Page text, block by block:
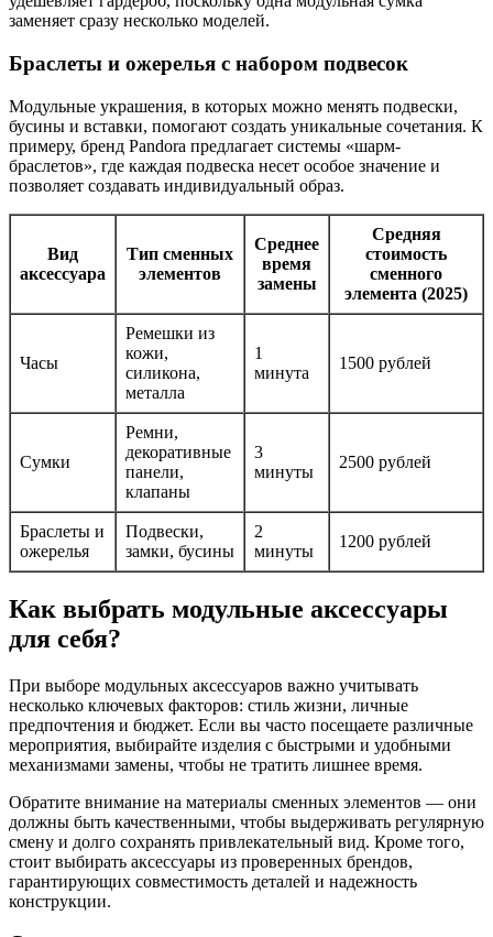
заменяет сразу несколько моделей.
Браслеты и ожерелья с набором подвесок
Модульные украшения, в которых можно менять подвески,
бусины и вставки, помогают создать уникальные сочетания. К
примеру, бренд Pandora предлагает системы «шарм-
браслетов», где каждая подвеска несет особое значение и
позволяет создавать индивидуальный образ.
Вид
аксессуара
Тип сменных
элементов
Среднее
время
замены
Средняя
стоимость
сменного
элемента (2025)
Часы
Ремешки из
кожи,
силикона,
металла
1
минута
1500 рублей
Сумки
Ремни,
декоративные
панели,
клапаны
3
минуты
2500 рублей
Браслеты и
ожерелья
Подвески,
замки, бусины
2
минуты
1200 рублей
Как выбрать модульные аксессуары
для себя?
При выборе модульных аксессуаров важно учитывать
несколько ключевых факторов: стиль жизни, личные
предпочтения и бюджет. Если вы часто посещаете различные
мероприятия, выбирайте изделия с быстрыми и удобными
механизмами замены, чтобы не тратить лишнее время.
Обратите внимание на материалы сменных элементов — они
должны быть качественными, чтобы выдерживать регулярную
смену и долго сохранять привлекательный вид. Кроме того,
стоит выбирать аксессуары из проверенных брендов,
гарантирующих совместимость деталей и надежность
конструкции.